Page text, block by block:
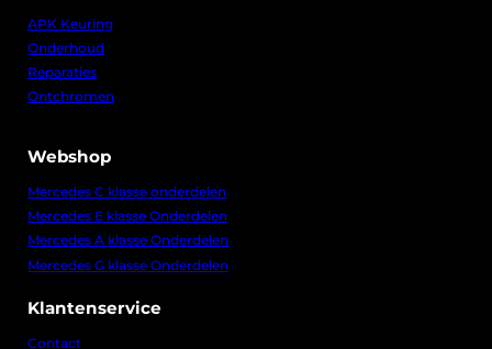
APK Keuring
Onderhoud
Reparaties
Ontchromen
Webshop
Mercedes C klasse onderdelen
Mercedes E klasse Onderdelen
Mercedes A klasse Onderdelen
Mercedes G klasse Onderdelen
Klantenservice
Contact